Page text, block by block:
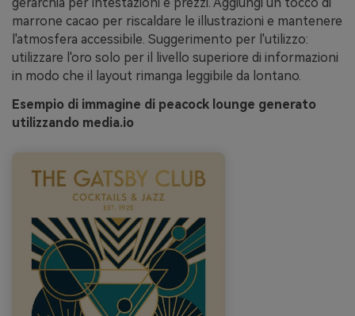
gerarchia per intestazioni e prezzi. Aggiungi un tocco di
marrone cacao per riscaldare le illustrazioni e mantenere
l'atmosfera accessibile. Suggerimento per l'utilizzo:
utilizzare l'oro solo per il livello superiore di informazioni
in modo che il layout rimanga leggibile da lontano.
Esempio di immagine di peacock lounge generato
utilizzando media.io